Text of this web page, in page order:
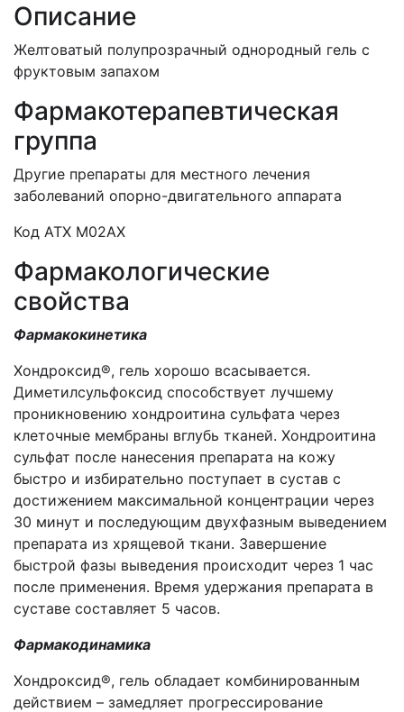
Описание
Желтоватый полупрозрачный однородный гель с
фруктовым запахом
Фармакотерапевтическая
группа
Другие препараты для местного лечения
заболеваний опорно-двигательного аппарата
Код АТХ M02АХ
Фармакологические
свойства
Фармакокинетика
Хондроксид®, гель хорошо всасывается.
Диметилсульфоксид способствует лучшему
проникновению хондроитина сульфата через
клеточные мембраны вглубь тканей. Хондроитина
сульфат после нанесения препарата на кожу
быстро и избирательно поступает в сустав с
достижением максимальной концентрации через
30 минут и последующим двухфазным выведением
препарата из хрящевой ткани. Завершение
быстрой фазы выведения происходит через 1 час
после применения. Время удержания препарата в
суставе составляет 5 часов.
Фармакодинамика
Хондроксид®, гель обладает комбинированным
действием – замедляет прогрессирование